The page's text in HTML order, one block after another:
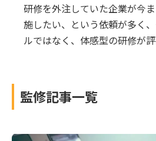
研修を外注していた企業が今
施したい、という依頼が多く
ルではなく、体感型の研修が評
監修記事一覧